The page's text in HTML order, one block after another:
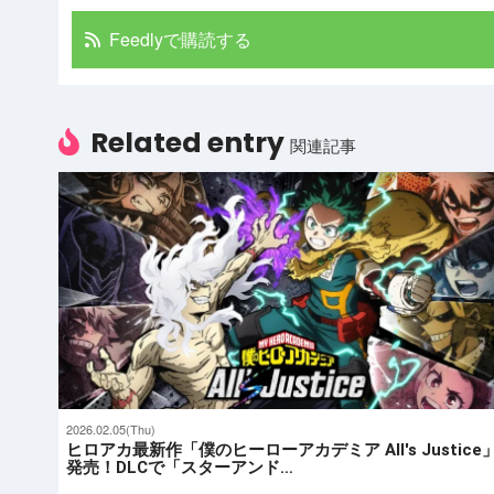
Feedlyで購読する
Related entry 関連記事
2026.02.05(Thu)
ヒロアカ最新作「僕のヒーローアカデミア All's Justice
発売！DLCで「スターアンド…